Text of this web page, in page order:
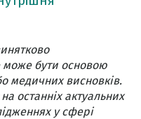
може бути основою
медичних висновків.
останніх актуальних
у сфері